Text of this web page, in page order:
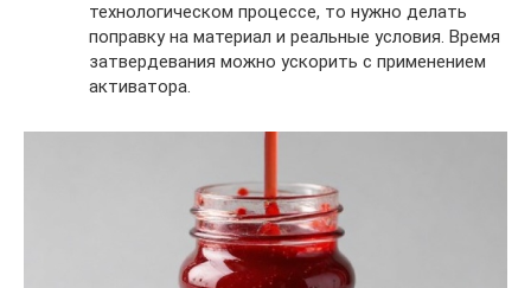
технологическом процессе, то нужно делать
поправку на материал и реальные условия. Время
затвердевания можно ускорить с применением
активатора.